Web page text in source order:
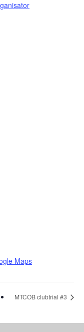
Maps
MTCOB clubtrial #3